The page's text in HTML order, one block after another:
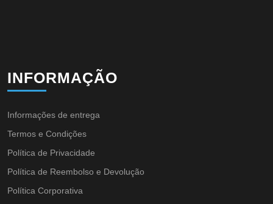
INFORMAÇÃO
Informações de entrega
Termos e Condições
Política de Privacidade
Política de Reembolso e Devolução
Política Corporativa